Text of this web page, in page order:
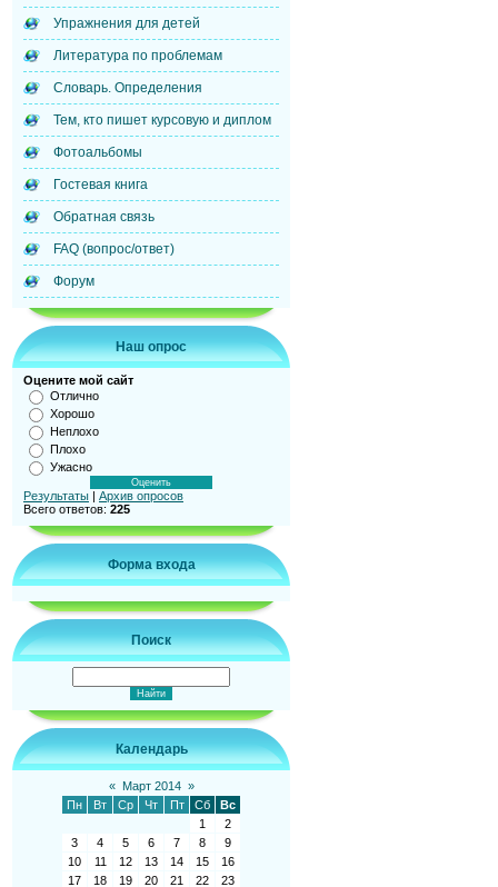
Упражнения для детей
Литература по проблемам
Словарь. Определения
Тем, кто пишет курсовую и диплом
Фотоальбомы
Гостевая книга
Обратная связь
FAQ (вопрос/ответ)
Форум
Наш опрос
Оцените мой сайт
Отлично
Хорошо
Неплохо
Плохо
Ужасно
Результаты | Архив опросов
Всего ответов: 225
Форма входа
Поиск
Календарь
« Март 2014 »
Пн
Вт Ср Чт Пт Сб
Вс
1
2
3
4 5 6 7 8
9
10
11 12 13 14 15
16
17
18 19 20 21 22 23